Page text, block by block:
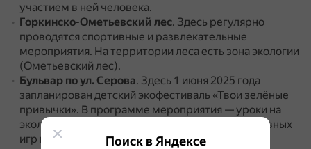
участием в ней человека.
Горкинско-Ометьевский лес. Здесь регулярно
проводятся спортивные и развлекательные
мероприятия. На территории леса есть зона экологии
(Ометьевский лес).
Бульвар по ул. Серова. Здесь 1 июня 2025 года
запланирован детский экофестиваль «Твои зелёные
привычки». В программе мероприятия — уроки на
экологическую тематику, а также зоны для активных
игр и спортивных занятий.Поиск в Яндексе